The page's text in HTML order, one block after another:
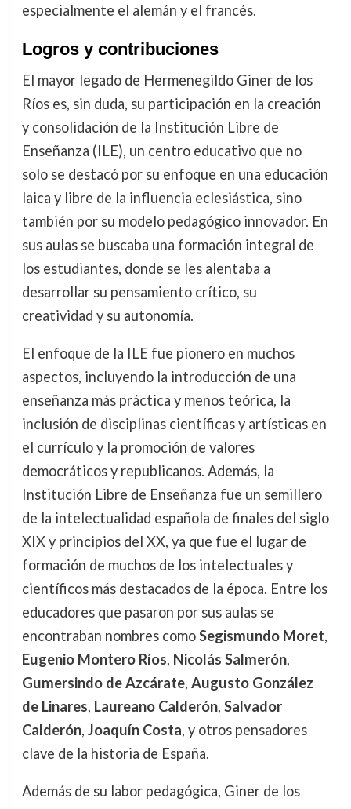
especialmente el alemán y el francés.
Logros y contribuciones
El mayor legado de Hermenegildo Giner de los
Ríos es, sin duda, su participación en la creación
y consolidación de la Institución Libre de
Enseñanza (ILE), un centro educativo que no
solo se destacó por su enfoque en una educación
laica y libre de la influencia eclesiástica, sino
también por su modelo pedagógico innovador. En
sus aulas se buscaba una formación integral de
los estudiantes, donde se les alentaba a
desarrollar su pensamiento crítico, su
creatividad y su autonomía.
El enfoque de la ILE fue pionero en muchos
aspectos, incluyendo la introducción de una
enseñanza más práctica y menos teórica, la
inclusión de disciplinas científicas y artísticas en
el currículo y la promoción de valores
democráticos y republicanos. Además, la
Institución Libre de Enseñanza fue un semillero
de la intelectualidad española de finales del siglo
XIX y principios del XX, ya que fue el lugar de
formación de muchos de los intelectuales y
científicos más destacados de la época. Entre los
educadores que pasaron por sus aulas se
encontraban nombres comoSegismundo Moret,
Eugenio Montero Ríos, Nicolás Salmerón,
Gumersindo de Azcárate, Augusto González
de Linares, Laureano Calderón, Salvador
Calderón, Joaquín Costa, y otros pensadores
clave de la historia de España.
Además de su labor pedagógica, Giner de los